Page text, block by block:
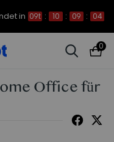
in 09t : 10 : 09 : 03
0
Office für